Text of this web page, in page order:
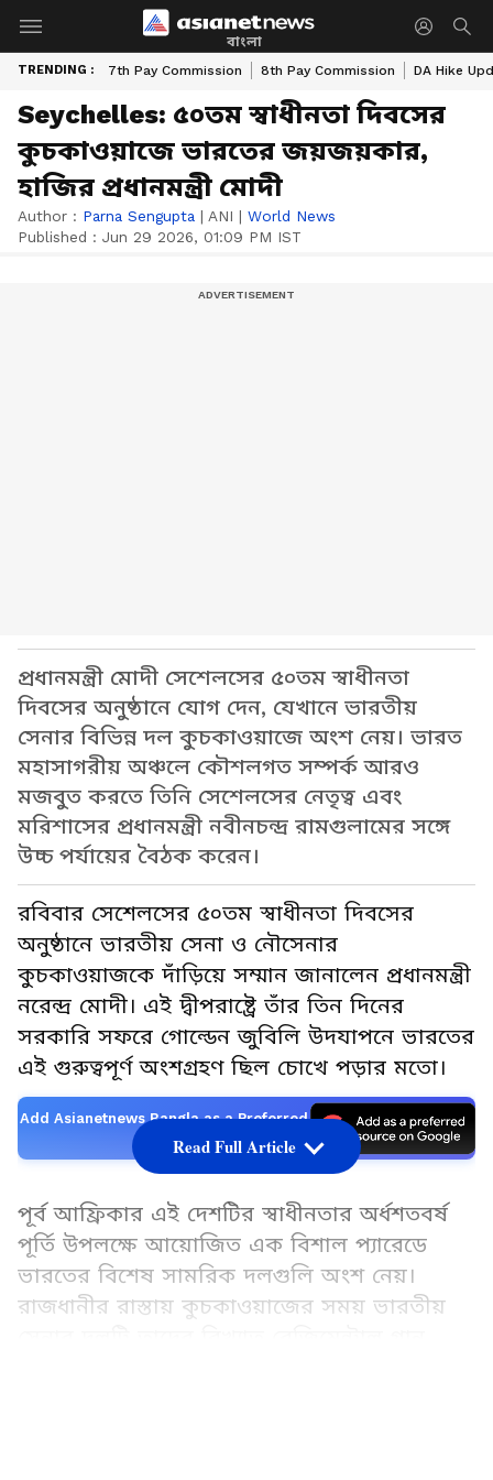
বাংলা
TRENDING : 7th Pay Commission 8th Pay Commission DA Hike
Seychelles: ৫০তম স্বাধীনতা দিবসের
কুচকাওয়াজে ভারতের জয়জয়কার,
হাজির প্রধানমন্ত্রী মোদী
Author : Parna Sengupta | ANI | World News
Published : Jun 29 2026, 01:09 PM IST
প্রধানমন্ত্রী মোদী সেশেলসের ৫০তম স্বাধীনতা
দিবসের অনুষ্ঠানে যোগ দেন, যেখানে ভারতীয়
সেনার বিভিন্ন দল কুচকাওয়াজে অংশ নেয়। ভারত
মহাসাগরীয় অঞ্চলে কৌশলগত সম্পর্ক আরও
মজবুত করতে তিনি সেশেলসের নেতৃত্ব এবং
মরিশাসের প্রধানমন্ত্রী নবীনচন্দ্র রামগুলামের সঙ্গে
উচ্চ পর্যায়ের বৈঠক করেন।
রবিবার সেশেলসের ৫০তম স্বাধীনতা দিবসের
অনুষ্ঠানে ভারতীয় সেনা ও নৌসেনার
কুচকাওয়াজকে দাঁড়িয়ে সম্মান জানালেন প্রধানমন্ত্রী
নরেন্দ্র মোদী। এই দ্বীপরাষ্ট্রে তাঁর তিন দিনের
সরকারি সফরে গোল্ডেন জুবিলি উদযাপনে ভারতের
এই গুরুত্বপূর্ণ অংশগ্রহণ ছিল চোখে পড়ার মতো।
Add Asianetnews Bangla as a Preferred
Source
পূর্ব আফ্রিকার এই দেশটির স্বাধীনতার অর্ধশতবর্ষ
পূর্তি উপলক্ষে আয়োজিত এক বিশাল প্যারেডে
ভারতের বিশেষ সামরিক দলগুলি অংশ নেয়।
রাজধানীর রাস্তায় কুচকাওয়াজের সময় ভারতীয়
Read Full Article